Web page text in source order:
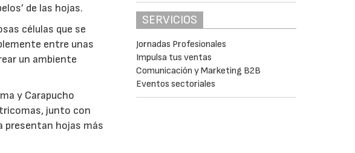
de las hojas.
células que se
entre unas
un ambiente
y Carapucho
junto con
presentan hojas más
SERVICIOS
Jornadas Profesionales
Impulsa tus ventas
Comunicación y Marketing B2B
Eventos sectoriales